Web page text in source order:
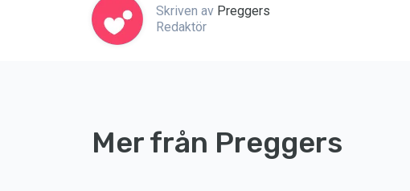
Skriven av Preggers
Redaktör
Mer från Preggers